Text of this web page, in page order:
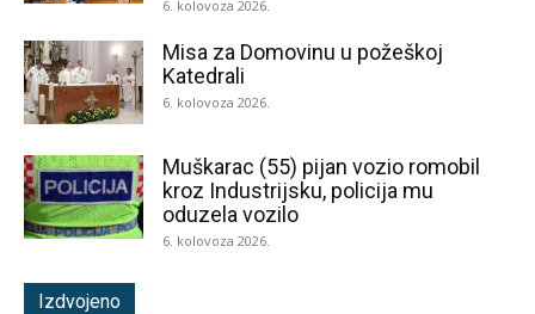
6. kolovoza 2026.
Misa za Domovinu u požeškoj
Katedrali
6. kolovoza 2026.
Muškarac (55) pijan vozio romobil
kroz Industrijsku, policija mu
oduzela vozilo
6. kolovoza 2026.
Izdvojeno